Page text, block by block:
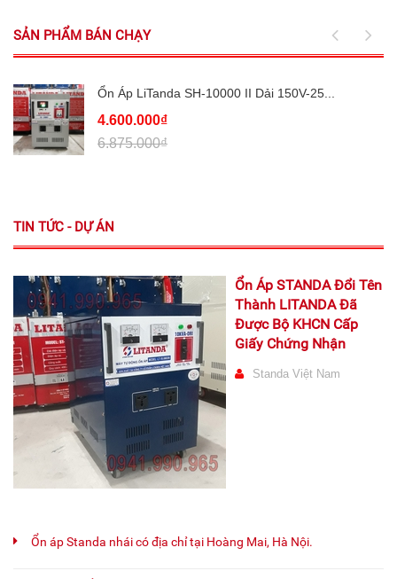
SẢN PHẨM BÁN CHẠY
Ổn Áp LiTanda SH-10000 II Dải 150V-25...
4.600.000₫
6.875.000₫
TIN TỨC - DỰ ÁN
Ổn Áp STANDA Đổi Tên
Thành LITANDA Đã
Được Bộ KHCN Cấp
Giấy Chứng Nhận
Standa Việt Nam
Ổn áp Standa nhái có địa chỉ tại Hoàng Mai, Hà Nội.